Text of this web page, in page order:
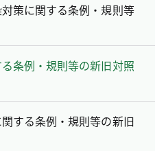
策に関する条例・規則等
条例・規則等の新旧対照
する条例・規則等の新旧